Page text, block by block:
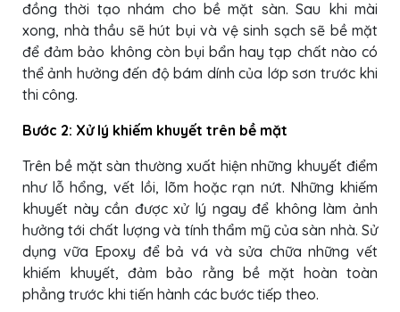
đồng thời tạo nhám cho bề mặt sàn. Sau khi mài
xong, nhà thầu sẽ hút bụi và vệ sinh sạch sẽ bề mặt
để đảm bảo không còn bụi bẩn hay tạp chất nào có
thể ảnh hưởng đến độ bám dính của lớp sơn trước khi
thi công.
Bước 2: Xử lý khiếm khuyết trên bề mặt
Trên bề mặt sàn thường xuất hiện những khuyết điểm
như lỗ hổng, vết lồi, lõm hoặc rạn nứt. Những khiếm
khuyết này cần được xử lý ngay để không làm ảnh
hưởng tới chất lượng và tính thẩm mỹ của sàn nhà. Sử
dụng vữa Epoxy để bả vá và sửa chữa những vết
khiếm khuyết, đảm bảo rằng bề mặt hoàn toàn
phẳng trước khi tiến hành các bước tiếp theo.